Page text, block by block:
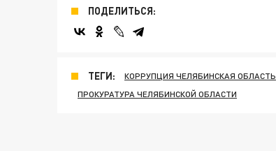
ПОДЕЛИТЬСЯ:
ТЕГИ: КОРРУПЦИЯ ЧЕЛЯБИНСКАЯ ОБЛАСТЬ
ПРОКУРАТУРА ЧЕЛЯБИНСКОЙ ОБЛАСТИ